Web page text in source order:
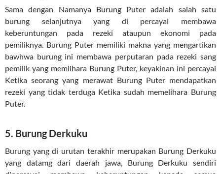
Sama dengan Namanya Burung Puter adalah salah satu
burung selanjutnya yang di percayai membawa
keberuntungan pada rezeki ataupun ekonomi pada
pemiliknya. Burung Puter memiliki makna yang mengartikan
bawhwa burung ini membawa perputaran pada rezeki sang
pemilik yang memlihara Burung Puter, keyakinan ini percayai
Ketika seorang yang merawat Burung Puter mendapatkan
rezeki yang tidak terduga Ketika sudah memelihara Burung
Puter.
5. Burung Derkuku
Burung yang di urutan terakhir merupakan Burung Derkuku
yang datamg dari daerah jawa, Burung Derkuku sendiri